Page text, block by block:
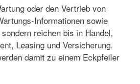
oder den Vertrieb von
Informationen sowie
reichen bis in Handel,
Leasing und Versicherung.
damit zu einem Eckpfeiler